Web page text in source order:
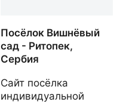
Посёлок Вишнёвый
сад - Ритопек,
Сербия
Сайт посёлка
индивидуальной